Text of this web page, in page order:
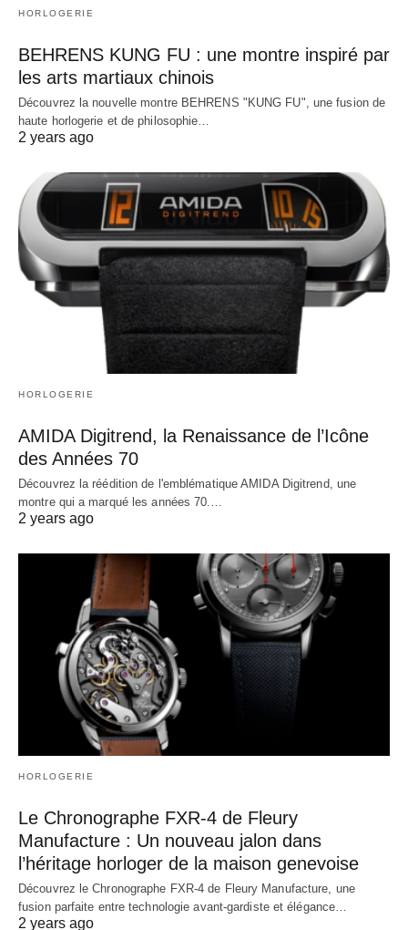
HORLOGERIE
BEHRENS KUNG FU : une montre inspiré par
les arts martiaux chinois
Découvrez la nouvelle montre BEHRENS "KUNG FU", une fusion de
haute horlogerie et de philosophie…
2 years ago
HORLOGERIE
AMIDA Digitrend, la Renaissance de l’Icône
des Années 70
Découvrez la réédition de l'emblématique AMIDA Digitrend, une
montre qui a marqué les années 70.…
2 years ago
HORLOGERIE
Le Chronographe FXR-4 de Fleury
Manufacture : Un nouveau jalon dans
l’héritage horloger de la maison genevoise
Découvrez le Chronographe FXR-4 de Fleury Manufacture, une
fusion parfaite entre technologie avant-gardiste et élégance…
2 years ago